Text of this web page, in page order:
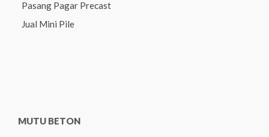
Pasang Pagar Precast
Jual Mini Pile
MUTU BETON